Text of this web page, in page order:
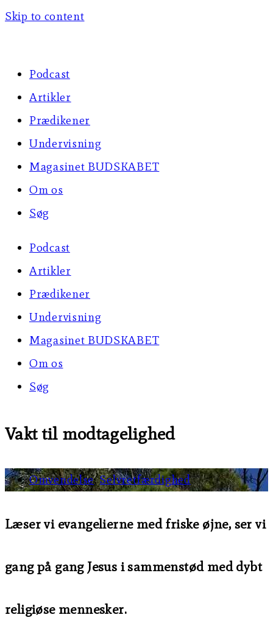
Skip to content
Podcast
Artikler
Prædikener
Undervisning
Magasinet BUDSKABET
Om os
Søg
Podcast
Artikler
Prædikener
Undervisning
Magasinet BUDSKABET
Om os
Søg
Vakt til modtagelighed
Omvendelse,Selvretfærdighed
Læser vi evangelierne med friske øjne, ser vi
gang på gang Jesus i sammenstød med dybt
religiøse mennesker.